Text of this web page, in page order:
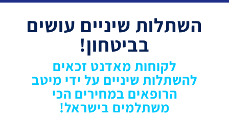
השתלות שיניים עושים
בביטחון!
לקוחות מאדנט זכאים
להשתלות שיניים על ידי מיטב
הרופאים במחירים הכי
משתלמים בישראל!